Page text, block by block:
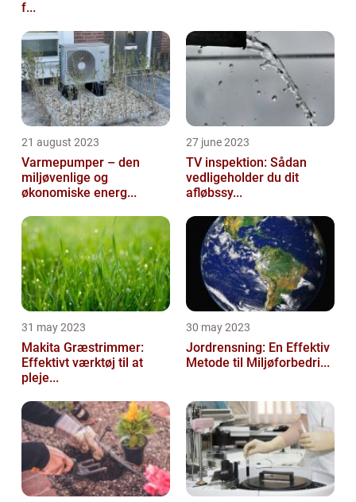
f...
21 august 2023
Varmepumper – den
miljøvenlige og
økonomiske energ...
27 june 2023
TV inspektion: Sådan
vedligeholder du dit
afløbssy...
31 may 2023
Makita Græstrimmer:
Effektivt værktøj til at
pleje...
30 may 2023
Jordrensning: En Effektiv
Metode til Miljøforbedri...